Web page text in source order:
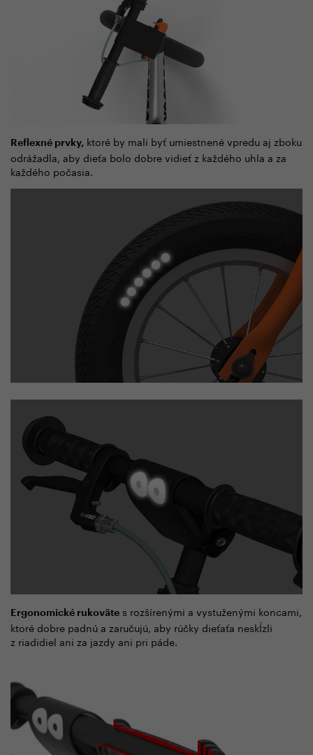
Reflexné prvky, ktoré by mali byť umiestnené vpredu aj zboku
odrážadla, aby dieťa bolo dobre vidieť z každého uhla a za
každého počasia.
Ergonomické rukoväte s rozšírenými a vystuženými koncami,
ktoré dobre padnú a zaručujú, aby rúčky dieťaťa neskĺzli
z riadidiel ani za jazdy ani pri páde.